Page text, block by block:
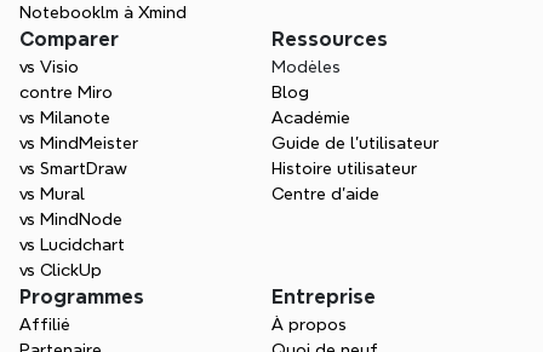
Notebooklm à Xmind
Comparer
vs Visio
contre Miro
vs Milanote
vs MindMeister
vs SmartDraw
vs Mural
vs MindNode
vs Lucidchart
vs ClickUp
Ressources
Modèles
Blog
Académie
Guide de l’utilisateur
Histoire utilisateur
Centre d'aide
Programmes
Affilié
Entreprise
À propos